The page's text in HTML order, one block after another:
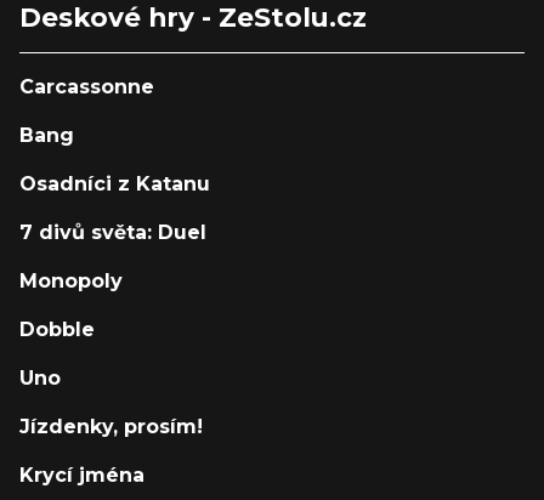
Deskové hry - ZeStolu.cz
Carcassonne
Bang
Osadníci z Katanu
7 divů světa: Duel
Monopoly
Dobble
Uno
Jízdenky, prosím!
Krycí jména